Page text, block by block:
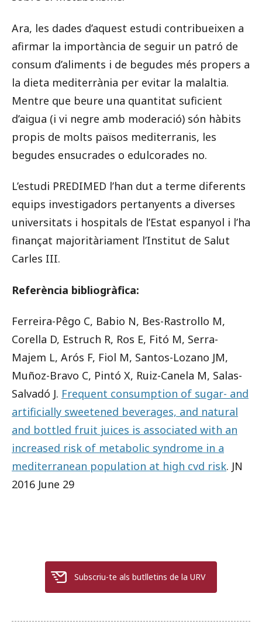
Ara, les dades d’aquest estudi contribueixen a
afirmar la importància de seguir un patró de
consum d’aliments i de begudes més propers a
la dieta mediterrània per evitar la malaltia.
Mentre que beure una quantitat suficient
d’aigua (i vi negre amb moderació) són hàbits
propis de molts països mediterranis, les
begudes ensucrades o edulcorades no.
L’estudi PREDIMED l’han dut a terme diferents
equips investigadors pertanyents a diverses
universitats i hospitals de l’Estat espanyol i l’ha
finançat majoritàriament l’Institut de Salut
Carles III.
Referència bibliogràfica:
Ferreira-Pêgo C, Babio N, Bes-Rastrollo M,
Corella D, Estruch R, Ros E, Fitó M, Serra-
Majem L, Arós F, Fiol M, Santos-Lozano JM,
Muñoz-Bravo C, Pintó X, Ruiz-Canela M, Salas-
Salvadó J. Frequent consumption of sugar- and
artificially sweetened beverages, and natural
and bottled fruit juices is associated with an
increased risk of metabolic syndrome in a
mediterranean population at high cvd risk. JN
2016 June 29
Subscriu-te als butlletins de la URV